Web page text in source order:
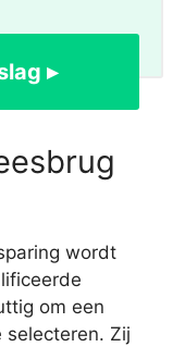
▸
wordt
om een
Zij